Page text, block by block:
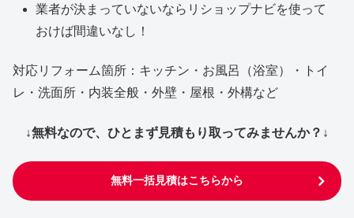
業者が決まっていないならリショップナビを使って
おけば間違いなし！
対応リフォーム箇所：キッチン・お風呂（浴室）・トイ
レ・洗面所・内装全般・外壁・屋根・外構など
↓無料なので、ひとまず見積もり取ってみませんか？↓
無料一括見積はこちらから